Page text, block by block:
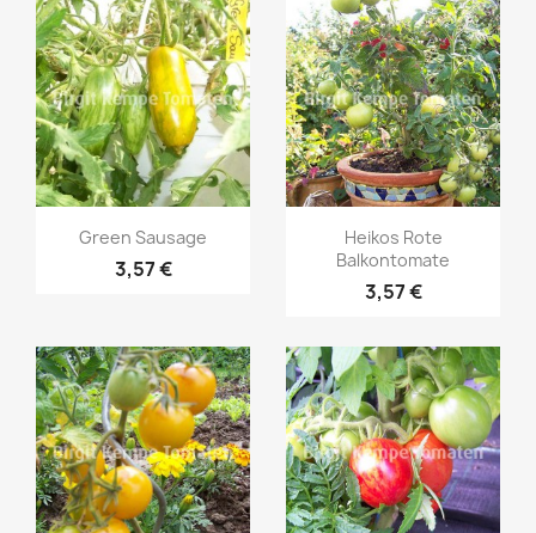
Vorschau
Green Sausage
3,57 €
Vorschau
Heikos Rote
Balkontomate
3,57 €